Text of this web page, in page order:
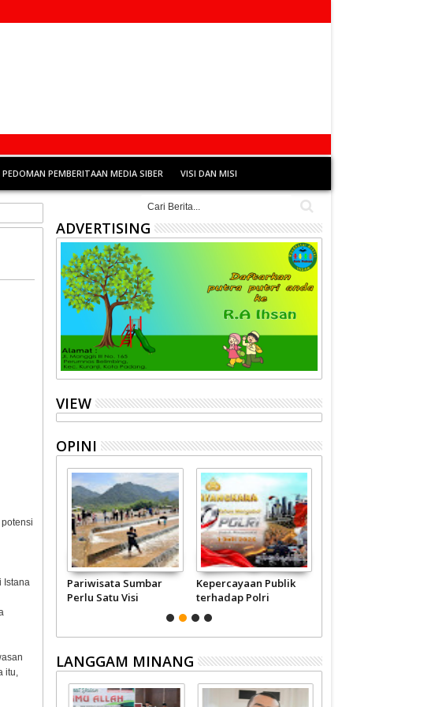
PEDOMAN PEMBERITAAN MEDIA SIBER VISI DAN MISI
Istana
itu,
ADVERTISING
VIEW
OPINI
Pariwisata Sumbar
Perlu Satu Visi
Kepercayaan Publik
terhadap Polri
LANGGAM MINANG